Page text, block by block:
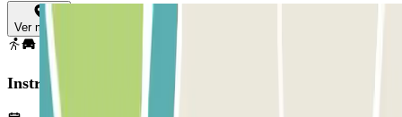
Ver mapa
Instrucciones